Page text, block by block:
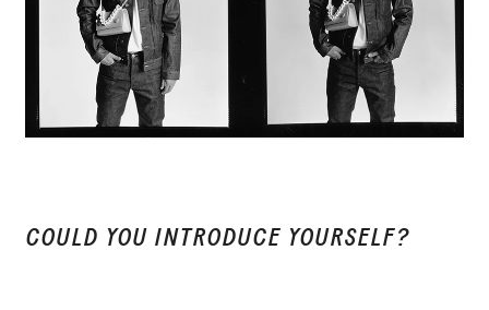
COULD YOU INTRODUCE YOURSELF?